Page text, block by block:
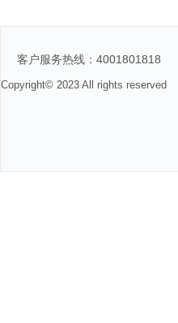
客户服务热线：4001801818
Copyright© 2023 All rights reserved